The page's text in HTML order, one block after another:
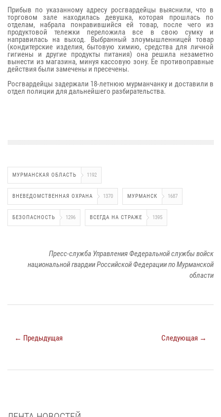
Прибыв по указанному адресу росгвардейцы выяснили, что в
торговом зале находилась девушка, которая прошлась по
отделам, набрала понравившийся ей товар, после чего из
продуктовой тележки переложила все в свою сумку и
направилась на выход. Выбранный злоумышленницей товар
(кондитерские изделия, бытовую химию, средства для личной
гигиены и другие продукты питания) она решила незаметно
вынести из магазина, минуя кассовую зону. Ее противоправные
действия были замечены и пресечены.
Росгвардейцы задержали 18-летнюю мурманчанку и доставили в
отдел полиции для дальнейшего разбирательства.
МУРМАНСКАЯ ОБЛАСТЬ 1192
ВНЕВЕДОМСТВЕННАЯ ОХРАНА 1370 МУРМАНСК 1687
БЕЗОПАСНОСТЬ 1296 ВСЕГДА НА СТРАЖЕ 1395
Пресс-служба Управления Федеральной службы войск
национальной гвардии Российской Федерации по Мурманской
области
← Предыдущая Следующая →